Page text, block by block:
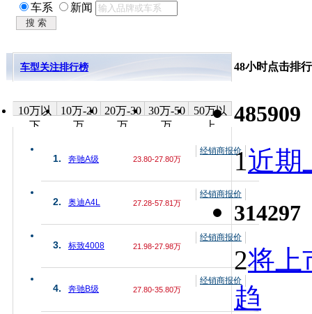
车系 新闻
车型关注排行榜
10万以
下
10万-20
万
20万-30
万
30万-50
万
50万以
上
1. 奔驰A级 23.80-27.80万
经销商报价
2. 奥迪A4L 27.28-57.81万
经销商报价
3. 标致4008 21.98-27.98万
经销商报价
4. 奔驰B级 27.80-35.80万
经销商报价
48小时点击排行
485909
1近期
314297
2将上
趋